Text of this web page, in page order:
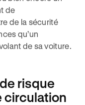
de
de la sécurité
qu’un
de sa voiture.
risque
circulation